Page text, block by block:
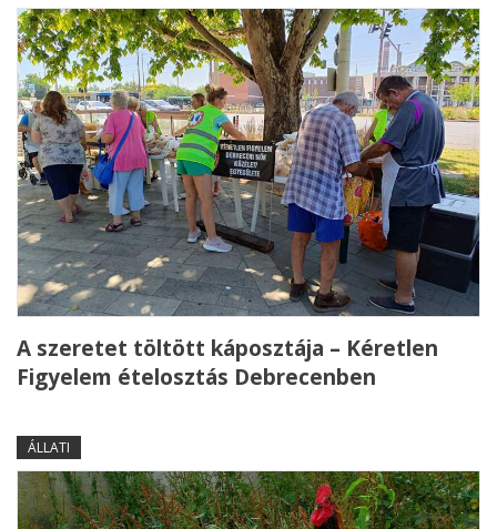
A szeretet töltött káposztája – Kéretlen
Figyelem ételosztás Debrecenben
ÁLLATI